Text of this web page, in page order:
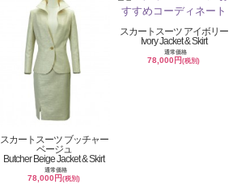
スカートスーツ ブッチャー
ベージュ
Butcher Beige Jacket & Skirt
通常価格
78,000円(税別)
スカートスーツ アイボリー
Ivory Jacket & Skirt
通常価格
78,000円(税別)